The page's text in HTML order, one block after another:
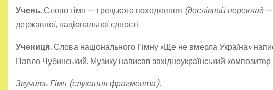
Учень.Слово гімн — грецького походження (дос­лівний переклад —
державної, національної єдності.
Учениця.Слова національного Гімну «Ще не вмерла Україна»
Павло Чубинський. Му­зику написав західноукраїнський
Звучить Гімн (слухання фрагмента).